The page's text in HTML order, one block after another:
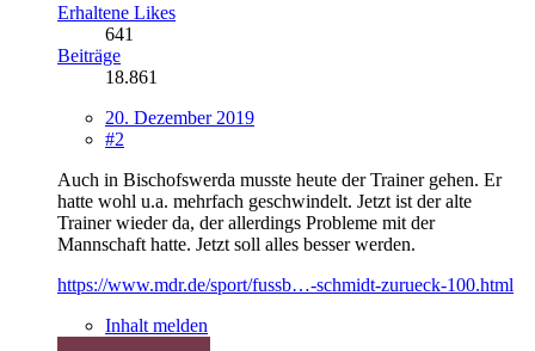
Erhaltene Likes
641
Beiträge
18.861
20. Dezember 2019
#2
Auch in Bischofswerda musste heute der Trainer gehen. Er
hatte wohl u.a. mehrfach geschwindelt. Jetzt ist der alte
Trainer wieder da, der allerdings Probleme mit der
Mannschaft hatte. Jetzt soll alles besser werden.
https://www.mdr.de/sport/fussb…-schmidt-zurueck-100.html
Inhalt melden